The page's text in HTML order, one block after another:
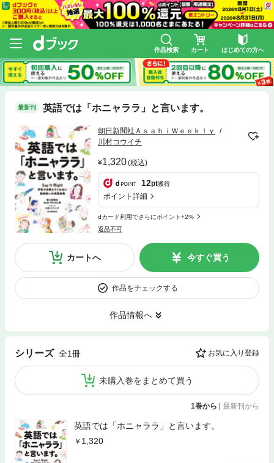
作品検索 カート はじめての方へ
最新刊 英語では「ホニャララ」と言います。
朝日新聞社ＡｓａｈｉＷｅｅｋｌｙ
川村コウイチ
1,320(税込)
12pt獲得
ポイント詳細
dカード利用でさらにポイント+2%
返品不可
カートへ 今すぐ買う
作品をチェックする
作品情報へ
シリーズ 全1冊 お気に入り登録
未購入巻をまとめて買う
1巻から 最新刊から
英語では「ホニャララ」と言います。
1,320